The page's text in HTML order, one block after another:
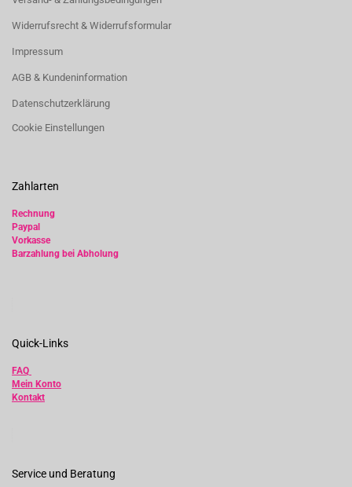
Widerrufsrecht & Widerrufsformular
Impressum
AGB & Kundeninformation
Datenschutzerklärung
Cookie Einstellungen
Zahlarten
Rechnung
Paypal
Vorkasse
Barzahlung bei Abholung
Quick-Links
FAQ
Mein Konto
Kontakt
Service und Beratung